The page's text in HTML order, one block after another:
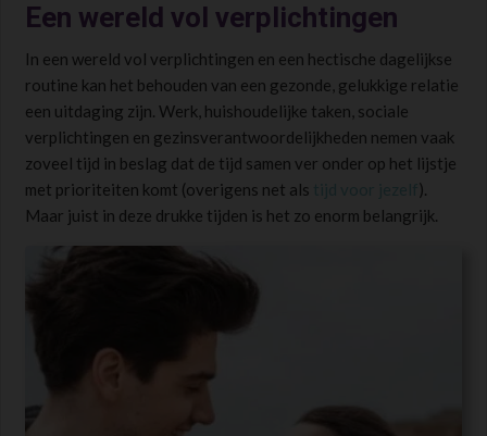
Een wereld vol verplichtingen
In een wereld vol verplichtingen en een hectische dagelijkse
routine kan het behouden van een gezonde, gelukkige relatie
een uitdaging zijn. Werk, huishoudelijke taken, sociale
verplichtingen en gezinsverantwoordelijkheden nemen vaak
zoveel tijd in beslag dat de tijd samen ver onder op het lijstje
met prioriteiten komt (overigens net als
).
Maar juist in deze drukke tijden is het zo enorm belangrijk.